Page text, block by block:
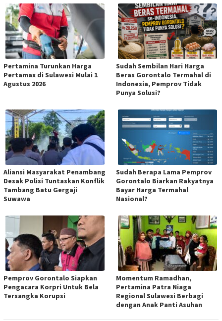
Pertamina Turunkan Harga
Pertamax di Sulawesi Mulai 1
Agustus 2026
Sudah Sembilan Hari Harga
Beras Gorontalo Termahal di
Indonesia, Pemprov Tidak
Punya Solusi?
Aliansi Masyarakat Penambang
Desak Polisi Tuntaskan Konflik
Tambang Batu Gergaji
Suwawa
Sudah Berapa Lama Pemprov
Gorontalo Biarkan Rakyatnya
Bayar Harga Termahal
Nasional?
Pemprov Gorontalo Siapkan
Pengacara Korpri Untuk Bela
Tersangka Korupsi
Momentum Ramadhan,
Pertamina Patra Niaga
Regional Sulawesi Berbagi
dengan Anak Panti Asuhan